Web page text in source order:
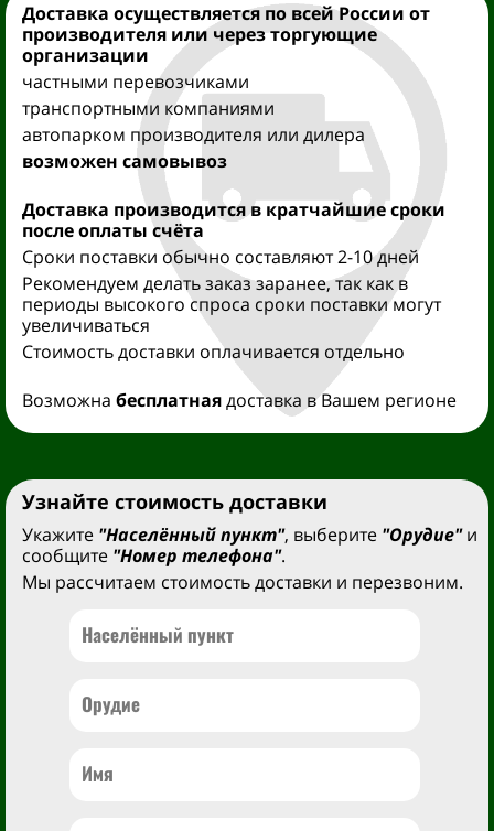
Доставка осуществляетсяпо всей России от
производителя или через торгующие
организации
частными перевозчиками
транспортными компаниями
автопарком производителя или дилера
возможен самовывоз
Доставка производитсяв кратчайшие сроки
после оплаты счёта
Сроки поставки обычно составляют 2-10 дней
Рекомендуем делать заказ заранее, так как в
периоды высокого спроса сроки поставки могут
увеличиваться
Стоимость доставки оплачивается отдельно
Возможна бесплатнаядоставка в Вашем регионе
Узнайте стоимость доставки
Укажите "Населённый пункт", выберите "Орудие"и
сообщите "Номер телефона".
Мы рассчитаем стоимость доставки и перезвоним.